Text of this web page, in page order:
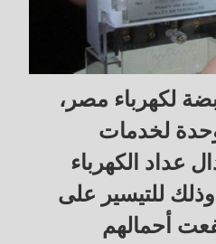
لكهرباء مصر،
لخدمات
عداد الكهرباء
وذلك للتيسير على
أحمالهم